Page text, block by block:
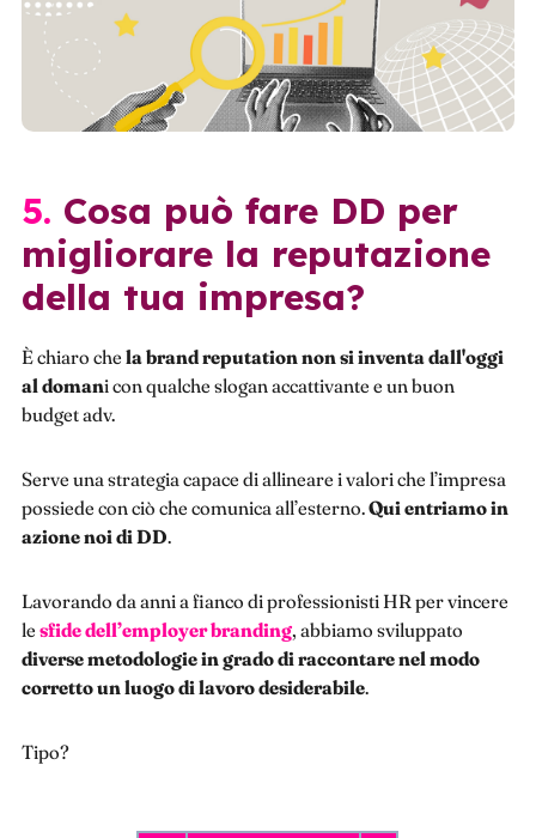
5. Cosa può fare DD per
migliorare la reputazione
della tua impresa?
È chiaro che labrand reputation non si inventa dall'oggi
al domani con qualche slogan accattivante e un buon
budget adv.
Serve una strategia capace di allineare i valori che l’impresa
possiede con ciò che comunica all’esterno.Qui entriamo in
azione noi di DD.
Lavorando da anni a fianco di professionisti HR per vincere
le sfide dell’employer branding, abbiamo sviluppato
diverse metodologie in grado di raccontare nel modo
corretto un luogo di lavoro desiderabile.
Tipo?